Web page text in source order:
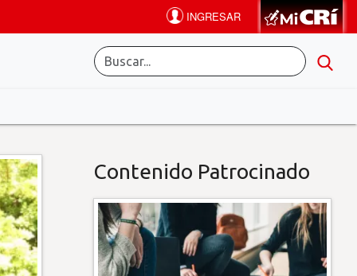
Contenido Patrocinado